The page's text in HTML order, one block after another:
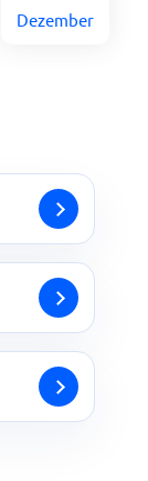
Dezember